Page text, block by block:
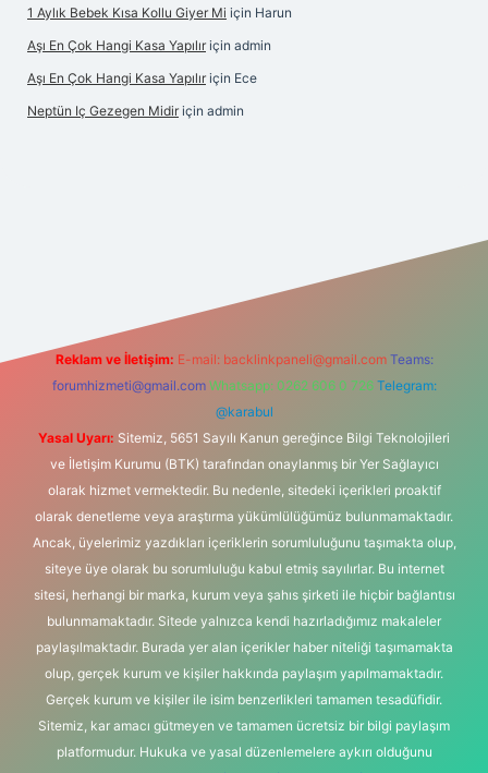
1 Aylık Bebek Kısa Kollu Giyer Mi için Harun
Aşı En Çok Hangi Kasa Yapılır için admin
Aşı En Çok Hangi Kasa Yapılır için Ece
Neptün Iç Gezegen Midir için admin
elexbet en
Reklam ve İletişim: E-mail: backlinkpaneli@gmail.com Teams:
forumhizmeti@gmail.com Whatsapp: 0262 606 0 726 Telegram:
@karabul
Yasal Uyarı: Sitemiz, 5651 Sayılı Kanun gereğince Bilgi Teknolojileri
ve İletişim Kurumu (BTK) tarafından onaylanmış bir Yer Sağlayıcı
olarak hizmet vermektedir. Bu nedenle, sitedeki içerikleri proaktif
olarak denetleme veya araştırma yükümlülüğümüz bulunmamaktadır.
Ancak, üyelerimiz yazdıkları içeriklerin sorumluluğunu taşımakta olup,
siteye üye olarak bu sorumluluğu kabul etmiş sayılırlar. Bu internet
sitesi, herhangi bir marka, kurum veya şahıs şirketi ile hiçbir bağlantısı
bulunmamaktadır. Sitede yalnızca kendi hazırladığımız makaleler
paylaşılmaktadır. Burada yer alan içerikler haber niteliği taşımamakta
olup, gerçek kurum ve kişiler hakkında paylaşım yapılmamaktadır.
Gerçek kurum ve kişiler ile isim benzerlikleri tamamen tesadüfidir.
Sitemiz, kar amacı gütmeyen ve tamamen ücretsiz bir bilgi paylaşım
platformudur. Hukuka ve yasal düzenlemelere aykırı olduğunu